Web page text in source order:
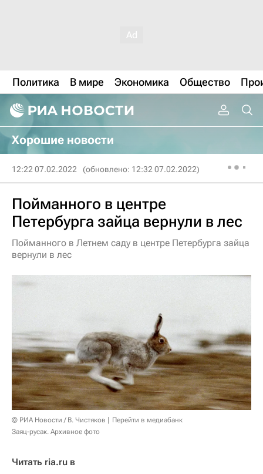
Политика В мире Экономика Общество
Хорошие новости
12:22 07.02.2022 (обновлено: 12:32 07.02.2022)
Пойманного в центре
Петербурга зайца вернули в лес
Пойманного в Летнем саду в центре Петербурга зайца
вернули в лес
© РИА Новости / В. Чистяков
Перейти в медиабанк
Заяц-русак. Архивное фото
Читать ria.ru в